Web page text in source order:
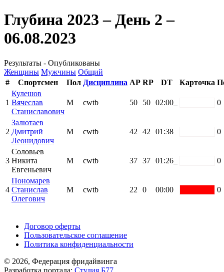
Глубина 2023 – День 2 –
06.08.2023
Результаты - Опубликованы
Женщины Мужчины Общий
#
Спортсмен Пол Дисциплина AP RP DT Карточка
1
Кулешов
Вячеслав
Станиславович
М cwtb 50 50 02:00_ 0
2
Залютаев
Дмитрий
Леонидович
М cwtb 42 42 01:38_ 0
3
Соловьев
Никита
Евгеньевич
М cwtb 37 37 01:26_ 0
4
Пономарев
Станислав
Олегович
М cwtb 22 0 00:00 0
Договор оферты
Пользовательское соглашение
Политика конфиденциальности
© 2026, Федерация фридайвинга
Разработка портала: Студия Б77